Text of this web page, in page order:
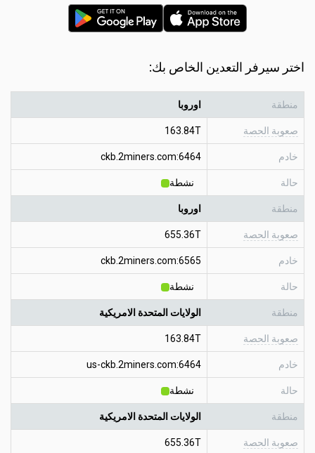
اختر سيرفر التعدين الخاص بك:
منطقة اوروبا
صعوبة الحصة 163.84T
خادم ckb.2miners.com:6464
حالة نشطة
منطقة اوروبا
صعوبة الحصة 655.36T
خادم ckb.2miners.com:6565
حالة نشطة
منطقة الولايات المتحدة الامريكية
صعوبة الحصة 163.84T
خادم us-ckb.2miners.com:6464
حالة نشطة
منطقة الولايات المتحدة الامريكية
صعوبة الحصة 655.36T